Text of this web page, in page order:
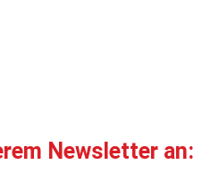
Newsletter an: